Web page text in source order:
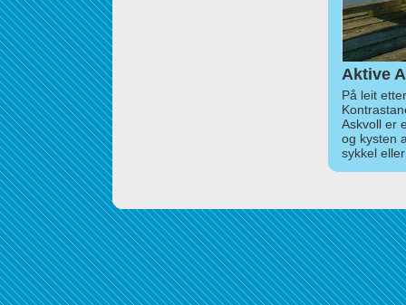
Aktive
På leit
Askvoll er
og kysten
sykkel